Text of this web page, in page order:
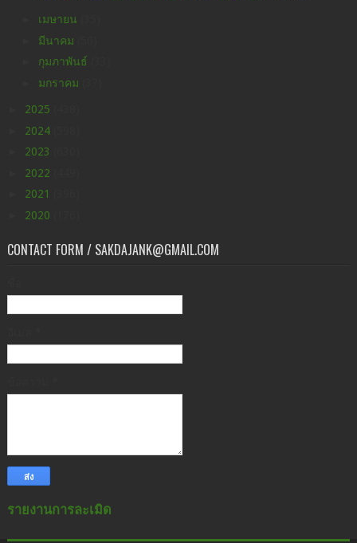
เมษายน
มีนาคม
กุมภาพันธ์
มกราคม
2025
2024
2023
2022
2021
2020
CONTACT FORM / SAKDAJANK@GMAIL.COM
รายงานการละเมิด